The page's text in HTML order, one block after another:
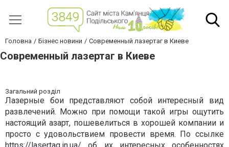
Головна Бізнес новини Современный лазертаг в Киеве
Современный лазертаг в Киеве
Загальний розділ
Лазерные бои представляют собой интересный вид
развлечений. Можно при помощи такой игры ощутить
настоящий азарт, пошевелиться в хорошей компании и
просто с удовольствием провести время. По ссылке